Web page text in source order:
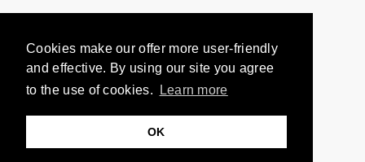
Cookies make our offer more user-friendly
and effective. By using our site you agree
to the use of cookies.
Learn more
OK